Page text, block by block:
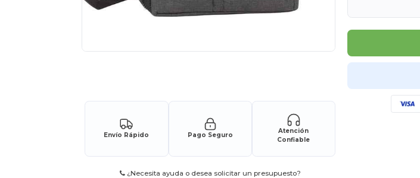
Envío Rápido Pago Seguro
Atención
Confiable
¿Necesita ayuda o desea solicitar un presupuesto?